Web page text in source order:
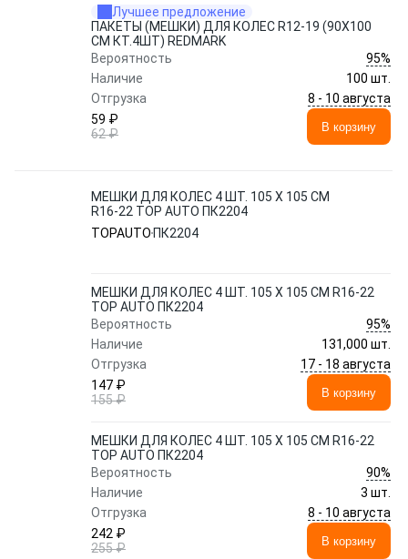
Лучшее предложение
ПАКЕТЫ (МЕШКИ) ДЛЯ КОЛЕС R12-19 (90X100
СМ КТ.4ШТ) REDMARK
Вероятность
95%
Наличие
100 шт.
Отгрузка
8 - 10 августа
59 ₽
62 ₽
В корзину
МЕШКИ ДЛЯ КОЛЕС 4 ШТ. 105 Х 105 СМ
R16-22 TOP AUTO ПК2204
TOPAUTO ПК2204
МЕШКИ ДЛЯ КОЛЕС 4 ШТ. 105 Х 105 СМ R16-22
TOP AUTO ПК2204
Вероятность
95%
Наличие
131,000 шт.
Отгрузка
17 - 18 августа
147 ₽
155 ₽
В корзину
МЕШКИ ДЛЯ КОЛЕС 4 ШТ. 105 Х 105 СМ R16-22
TOP AUTO ПК2204
Вероятность
90%
Наличие
3 шт.
Отгрузка
8 - 10 августа
242 ₽
255 ₽
В корзину